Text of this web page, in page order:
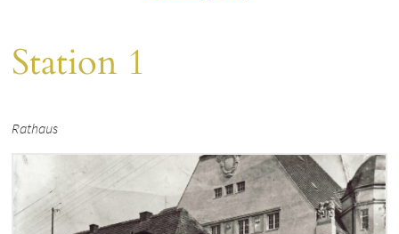
Station 1
Rathaus